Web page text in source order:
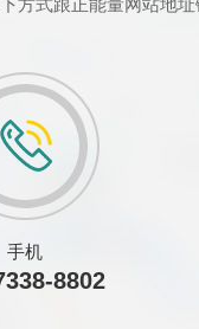
方式跟正能量网站地
手机
8802